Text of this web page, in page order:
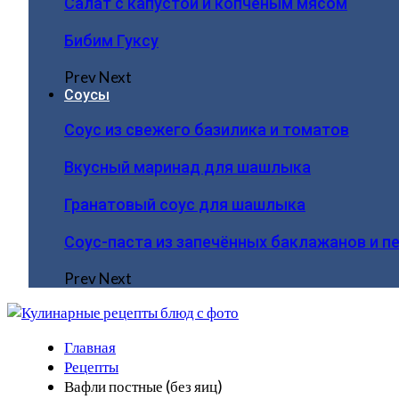
Бибим Гуксу
PrevNext
Соусы
Соус из свежего базилика и томатов
Вкусный маринад для шашлыка
Гранатовый соус для шашлыка
Соус-паста из запечённых баклажанов и
PrevNext
Главная
Рецепты
Вафли постные (без яиц)